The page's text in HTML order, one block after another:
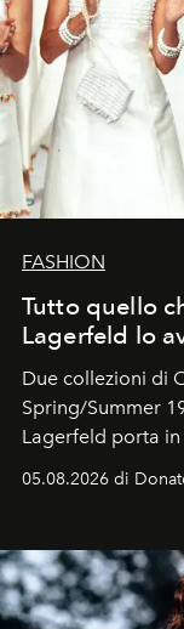
FASHION
Tutto quello
Lagerfeld lo
Due collezioni di
Spring/Summer
Lagerfeld porta
logomania
Kate, Claudia e
uno dei
05.08.2026 di